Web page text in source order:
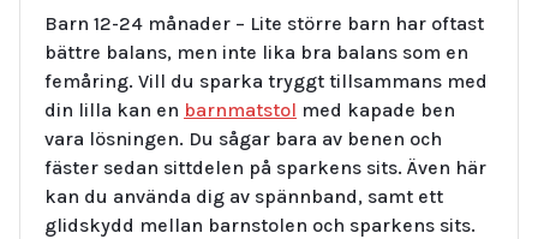
Barn 12-24 månader – Lite större barn har oftast
bättre balans, men inte lika bra balans som en
femåring. Vill du sparka tryggt tillsammans med
din lilla kan en barnmatstol med kapade ben
vara lösningen. Du sågar bara av benen och
fäster sedan sittdelen på sparkens sits. Även här
kan du använda dig av spännband, samt ett
glidskydd mellan barnstolen och sparkens sits.